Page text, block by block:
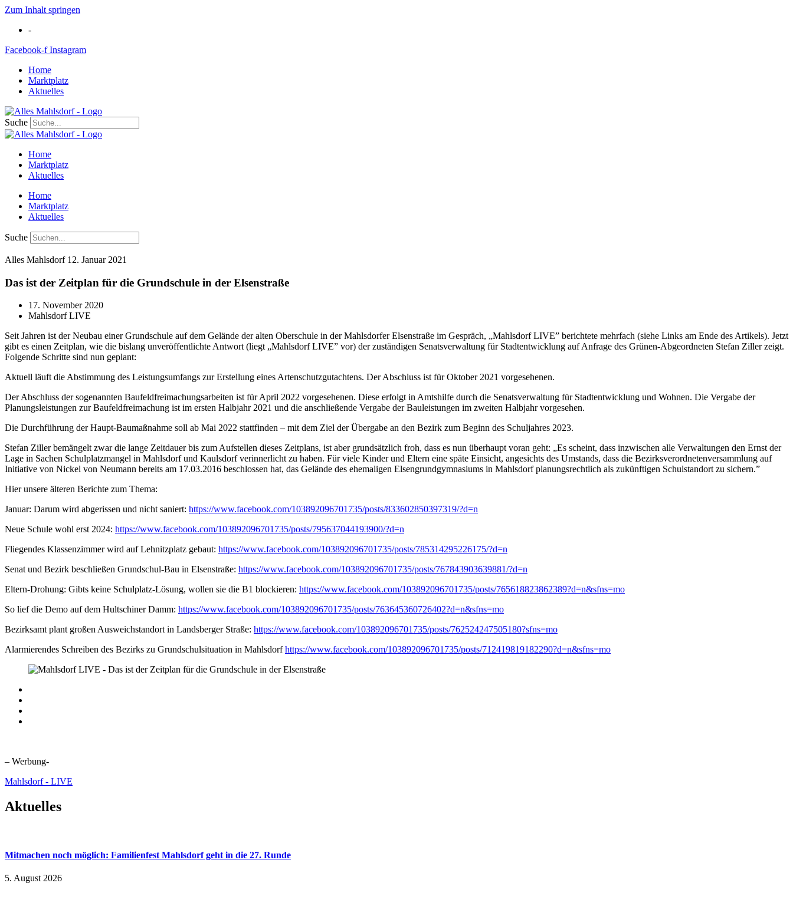
Zum Inhalt springen
-
Facebook-f Instagram
Home
Marktplatz
Aktuelles
Suche
Home
Marktplatz
Aktuelles
Home
Marktplatz
Aktuelles
Suche
Alles Mahlsdorf 12. Januar 2021
Das ist der Zeitplan für die Grundschule in der Elsenstraße
17. November 2020
Mahlsdorf LIVE
Seit Jahren ist der Neubau einer Grundschule auf dem Gelände der alten Oberschule in der Mahlsdorfer Elsenstraße im Gespräch, „Mahlsdorf LIVE” berichtete mehrfach (siehe Links am Ende des Artikels). Jetzt
gibt es einen Zeitplan, wie die bislang unveröffentlichte Antwort (liegt „Mahlsdorf LIVE” vor) der zuständigen Senatsverwaltung für Stadtentwicklung auf Anfrage des Grünen-Abgeordneten Stefan Ziller zeigt.
Folgende Schritte sind nun geplant:
Aktuell läuft die Abstimmung des Leistungsumfangs zur Erstellung eines Artenschutzgutachtens. Der Abschluss ist für Oktober 2021 vorgesehenen.
Der Abschluss der sogenannten Baufeldfreimachungsarbeiten ist für April 2022 vorgesehenen. Diese erfolgt in Amtshilfe durch die Senatsverwaltung für Stadtentwicklung und Wohnen. Die Vergabe der
Planungsleistungen zur Baufeldfreimachung ist im ersten Halbjahr 2021 und die anschließende Vergabe der Bauleistungen im zweiten Halbjahr vorgesehen.
Die Durchführung der Haupt-Baumaßnahme soll ab Mai 2022 stattfinden – mit dem Ziel der Übergabe an den Bezirk zum Beginn des Schuljahres 2023.
Stefan Ziller bemängelt zwar die lange Zeitdauer bis zum Aufstellen dieses Zeitplans, ist aber grundsätzlich froh, dass es nun überhaupt voran geht: „Es scheint, dass inzwischen alle Verwaltungen den Ernst der
Lage in Sachen Schulplatzmangel in Mahlsdorf und Kaulsdorf verinnerlicht zu haben. Für viele Kinder und Eltern eine späte Einsicht, angesichts des Umstands, dass die Bezirksverordnetenversammlung auf
Initiative von Nickel von Neumann bereits am 17.03.2016 beschlossen hat, das Gelände des ehemaligen Elsengrundgymnasiums in Mahlsdorf planungsrechtlich als zukünftigen Schulstandort zu sichern.”
Hier unsere älteren Berichte zum Thema:
Januar: Darum wird abgerissen und nicht saniert: https://www.facebook.com/103892096701735/posts/833602850397319/?d=n
Neue Schule wohl erst 2024: https://www.facebook.com/103892096701735/posts/795637044193900/?d=n
Fliegendes Klassenzimmer wird auf Lehnitzplatz gebaut: https://www.facebook.com/103892096701735/posts/785314295226175/?d=n
Senat und Bezirk beschließen Grundschul-Bau in Elsenstraße: https://www.facebook.com/103892096701735/posts/767843903639881/?d=n
Eltern-Drohung: Gibts keine Schulplatz-Lösung, wollen sie die B1 blockieren: https://www.facebook.com/103892096701735/posts/765618823862389?d=n&sfns=mo
So lief die Demo auf dem Hultschiner Damm: https://www.facebook.com/103892096701735/posts/763645360726402?d=n&sfns=mo
Bezirksamt plant großen Ausweichstandort in Landsberger Straße: https://www.facebook.com/103892096701735/posts/762524247505180?sfns=mo
Alarmierendes Schreiben des Bezirks zu Grundschulsituation in Mahlsdorfhttps://www.facebook.com/103892096701735/posts/712419819182290?d=n&sfns=mo
– Werbung-
Mahlsdorf - LIVE
Aktuelles
Mitmachen noch möglich: Familienfest Mahlsdorf geht in die 27. Runde
5. August 2026